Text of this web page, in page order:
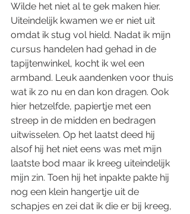
Wilde het niet al te gek maken hier.
Uiteindelijk kwamen we er niet uit
omdat ik stug vol hield. Nadat ik mijn
cursus handelen had gehad in de
tapijtenwinkel, kocht ik wel een
armband. Leuk aandenken voor thuis
wat ik zo nu en dan kon dragen. Ook
hier hetzelfde, papiertje met een
streep in de midden en bedragen
uitwisselen. Op het laatst deed hij
alsof hij het niet eens was met mijn
laatste bod maar ik kreeg uiteindelijk
mijn zin. Toen hij het inpakte pakte hij
nog een klein hangertje uit de
schapjes en zei dat ik die er bij kreeg,